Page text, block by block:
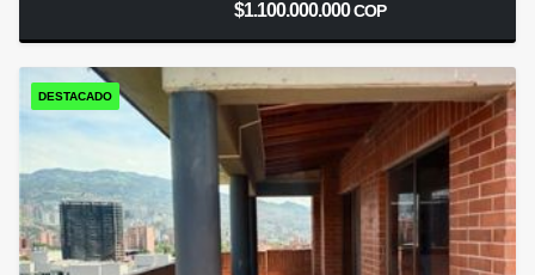
$1.100.000.000COP
DESTACADO